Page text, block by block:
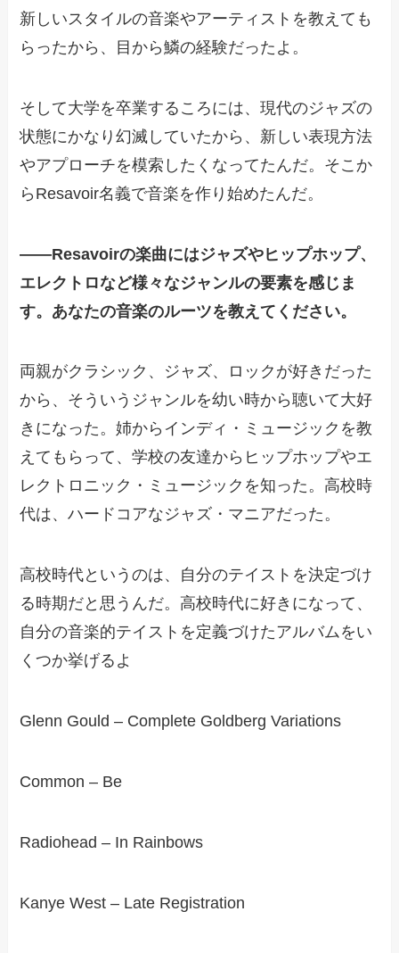
新しいスタイルの音楽やアーティストを教えても
らったから、目から鱗の経験だったよ。
そして大学を卒業するころには、現代のジャズの
状態にかなり幻滅していたから、新しい表現方法
やアプローチを模索したくなってたんだ。そこか
らResavoir名義で音楽を作り始めたんだ。
——Resavoirの楽曲にはジャズやヒップホップ、
エレクトロなど様々なジャンルの要素を感じま
す。あなたの音楽のルーツを教えてください。
両親がクラシック、ジャズ、ロックが好きだった
から、そういうジャンルを幼い時から聴いて大好
きになった。姉からインディ・ミュージックを教
えてもらって、学校の友達からヒップホップやエ
レクトロニック・ミュージックを知った。高校時
代は、ハードコアなジャズ・マニアだった。
高校時代というのは、自分のテイストを決定づけ
る時期だと思うんだ。高校時代に好きになって、
自分の音楽的テイストを定義づけたアルバムをい
くつか挙げるよ
Glenn Gould – Complete Goldberg Variations
Common – Be
Radiohead – In Rainbows
Kanye West – Late Registration